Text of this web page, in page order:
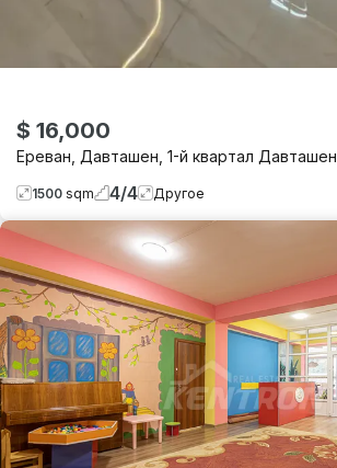
$ 16,000
Ереван, Давташен, 1-й квартал Давташен
1500 sqm 4/4 Другое